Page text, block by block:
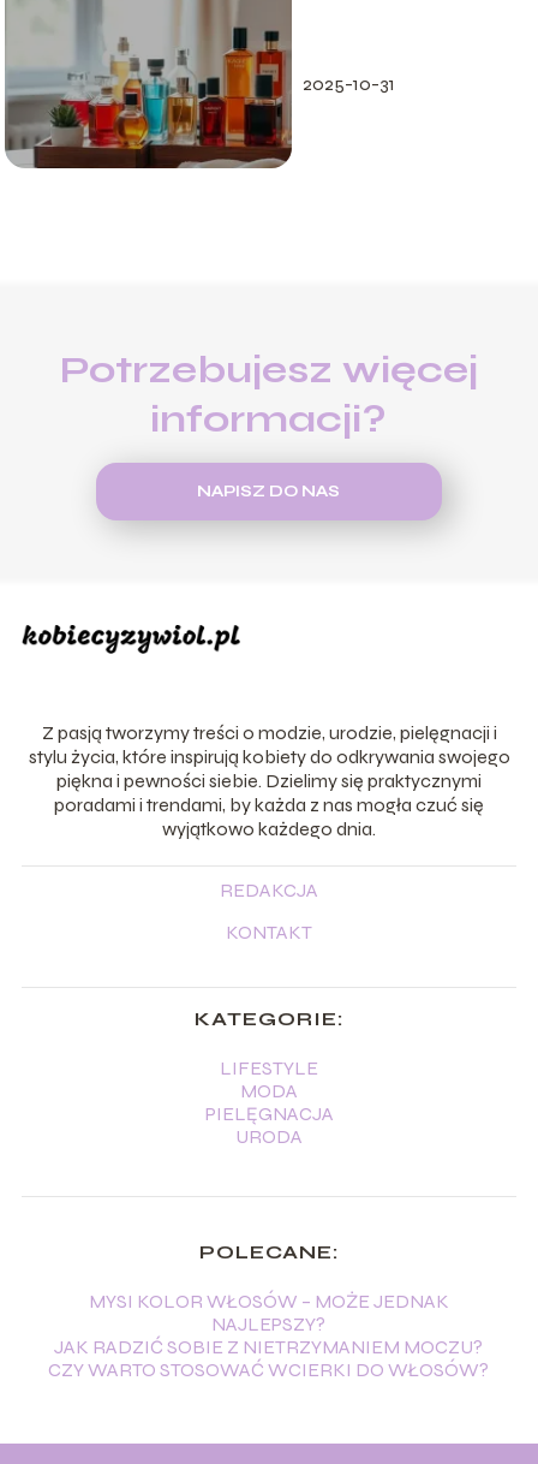
2025-10-31
Potrzebujesz więcej
informacji?
NAPISZ DO NAS
Z pasją tworzymy treści o modzie, urodzie, pielęgnacji i
stylu życia, które inspirują kobiety do odkrywania swojego
piękna i pewności siebie. Dzielimy się praktycznymi
poradami i trendami, by każda z nas mogła czuć się
wyjątkowo każdego dnia.
REDAKCJA
KONTAKT
KATEGORIE:
LIFESTYLE
MODA
PIELĘGNACJA
URODA
POLECANE:
MYSI KOLOR WŁOSÓW – MOŻE JEDNAK
NAJLEPSZY?
JAK RADZIĆ SOBIE Z NIETRZYMANIEM MOCZU?
CZY WARTO STOSOWAĆ WCIERKI DO WŁOSÓW?